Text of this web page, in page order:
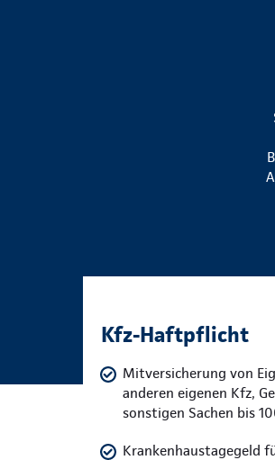
Kfz-Haftpflicht
Mitversicherung von
anderen eigenen Kfz,
sonstigen Sachen bis
Krankenhaustagegeld